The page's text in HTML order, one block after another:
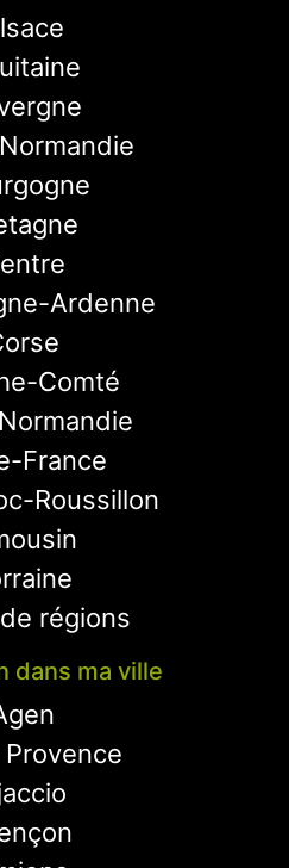
Ardenne
Comté
France
Roussillon
régions
dans ma ville